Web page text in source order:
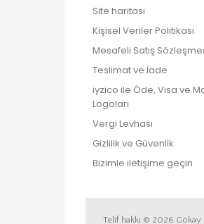
Site haritası
Kişisel Veriler Politikası
Mesafeli Satış
Teslimat ve İade
iyzico ile Öde, Visa ve
Logoları
Vergi Levhası
Gizlilik ve Güvenlik
Bizimle iletişime geçin
Telif hakkı © 2026 Gökay